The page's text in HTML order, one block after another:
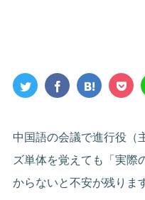
中国語の会議で進行役（
ズ単体を覚えても「実際
からないと不安が残りま